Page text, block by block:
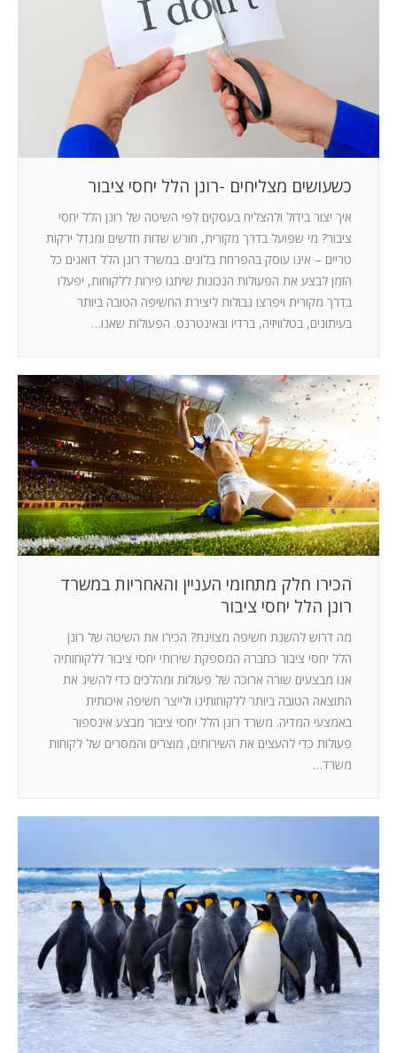
כשעושים מצליחים -רונן הלל יחסי ציבור
איך יצור בידול ולהצליח בעסקים לפי השיטה של רונן הלל יחסי
ציבור? מי שפועל בדרך מקורית, חורש שדות חדשים ומגדל ירקות
טריים – אינו עוסק בהפרחת בלונים. במשרד רונן הלל דואגים כל
הזמן לבצע את הפעולות הנכונות שיתנו פירות ללקוחות, יפעלו
בדרך מקורית ויפרצו גבולות ליצירת החשיפה הטובה ביותר
בעיתונים, בטלוויזיה, ברדיו ובאינטרנט. הפעולות שאנו…
הכירו חלק מתחומי העניין והאחריות במשרד
רונן הלל יחסי ציבור
מה דרוש להשגת חשיפה מצוינת? הכירו את השיטה של רונן
הלל יחסי ציבור כחברה המספקת שירותי יחסי ציבור ללקוחותיה
אנו מבצעים שורה ארוכה של פעולות ומהלכים כדי להשיג את
התוצאה הטובה ביותר ללקוחותינו ולייצר חשיפה איכותית
באמצעי המדיה. משרד רונן הלל יחסי ציבור מבצע אינספור
פעולות כדי להעצים את השירותים, מוצרים והמסרים של לקוחות
משרד…